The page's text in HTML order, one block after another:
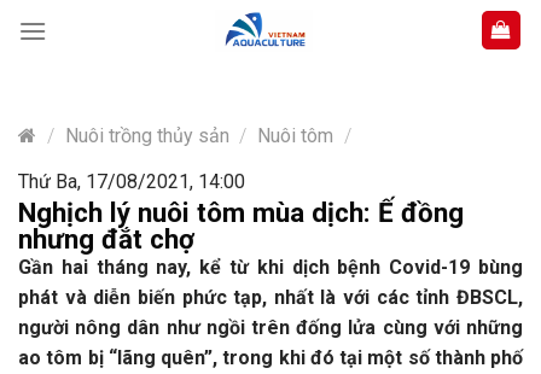
content
/ Nuôi trồng thủy sản / Nuôi tôm /
Thứ Ba, 17/08/2021, 14:00
Nghịch lý nuôi tôm mùa dịch: Ế đồng
nhưng đắt chợ
Gần hai tháng nay, kể từ khi dịch bệnh Covid-19 bùng
phát và diễn biến phức tạp, nhất là với các tỉnh ĐBSCL,
người nông dân như ngồi trên đống lửa cùng với những
ao tôm bị “lãng quên”, trong khi đó tại một số thành phố